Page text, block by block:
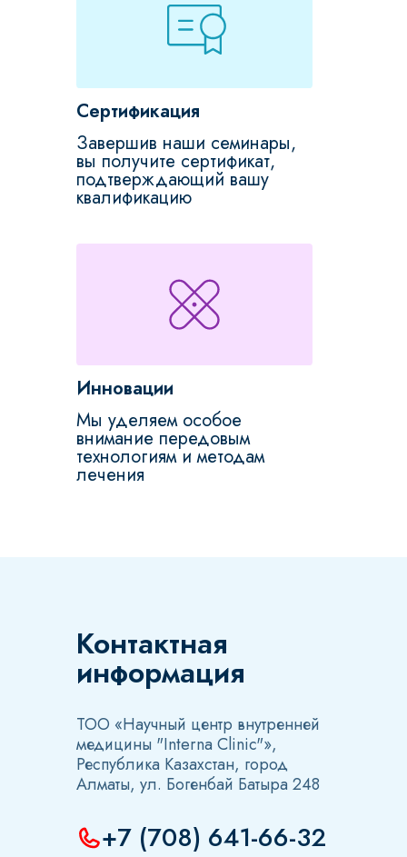
Мы уделяем особое
внимание передовым
технологиям и методам
лечения
Инновации
Сертификация
Завершив наши семинары,
вы получите сертификат,
подтверждающий вашу
квалификацию
Контактная
информация
ТОО «Научный центр внутренней
медицины "Interna Clinic"»,
Республика Казахстан, город
Алматы, ул. Богенбай Батыра 248
+7 (708) 641-66-32